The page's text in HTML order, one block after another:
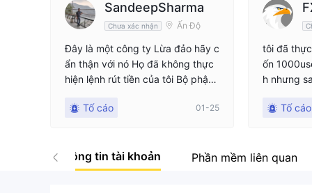
SandeepSharma
Chưa xác nhận Ấn Độ
Đây là một công ty Lừa đảo hãy c
ẩn thận với nó Họ đã không thực
hiện lệnh rút tiền của tôi Bộ phận
chơi Họ không đưa ra bất kỳ phả
Tố cáo 01-25
tôi đã
ốn
h nhưng
của tôi
hồi, xin
Tố cáo
Thông tin tài khoản Phần mềm liên quan